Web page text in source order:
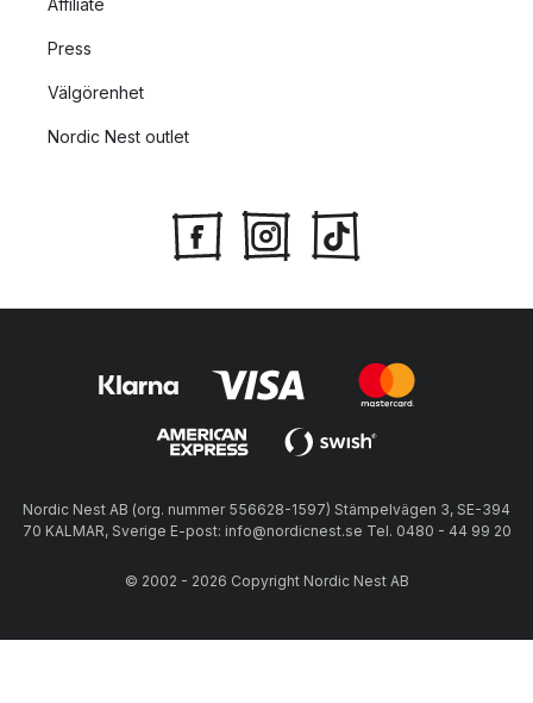
Affiliate
Press
Välgörenhet
Nordic Nest outlet
Nordic Nest AB (org. nummer 556628-1597) Stämpelvägen 3, SE-394
70 KALMAR, Sverige E-post: info@nordicnest.se Tel. 0480 - 44 99 20
© 2002 - 2026 Copyright Nordic Nest AB